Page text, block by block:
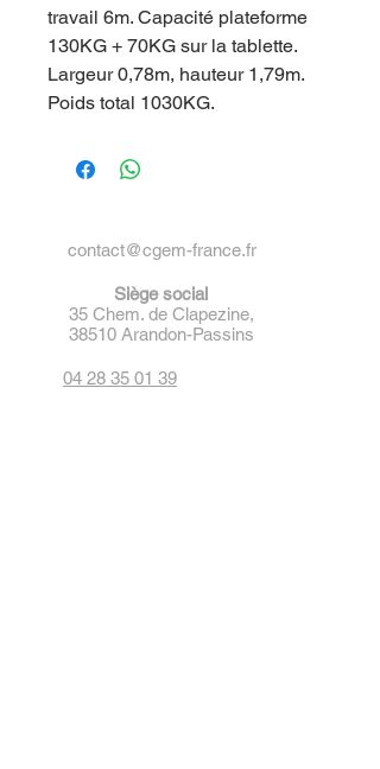
travail 6m. Capacité plateforme
130KG + 70KG sur la tablette.
Largeur 0,78m, hauteur 1,79m.
Poids total 1030KG.
contact@cgem-france.fr
Siège social
35 Chem. de Clapezine,
38510 Arandon-Passins
04 28 35 01 39